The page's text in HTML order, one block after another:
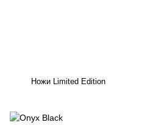
Ножи Limited Edition